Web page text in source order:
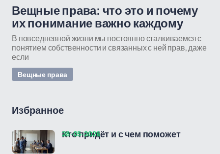
Вещные права: что это и почему
их понимание важно каждому
В повседневной жизни мы постоянно сталкиваемся с
понятием собственности и связанных с ней прав, даже
если
Вещные права
Избранное
Кто придёт и с чем поможет
28-05-2026